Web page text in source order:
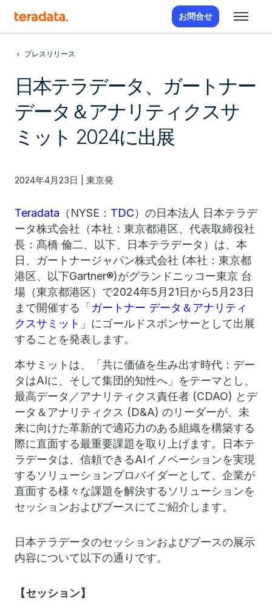
お問合せ
プレスリリース
日本テラデータ、ガートナー
データ＆アナリティクスサ
ミット 2024に出展
2024年4月23日 | 東京発
Teradata （NYSE： TDC）の日本法人 日本テラデ
ータ株式会社（本社：東京都港区、代表取締役社
長：髙橋 倫二、以下、日本テラデータ）は、本
日、ガートナージャパン株式会社 (本社：東京都
港区、以下Gartner®)がグランドニッコー東京 台
場（東京都港区）で2024年5月21日から5月23日
まで開催する「 ガートナー データ＆アナリティ
クスサミット 」にゴールドスポンサーとして出展
することを発表します。
本サミットは、「共に価値を生み出す時代：デー
タはAIに、そして集団的知性へ」をテーマとし、
最高データ／アナリティクス責任者 (CDAO) とデ
ータ＆アナリティクス (D&A) のリーダーが、未
来に向けた革新的で適応力のある組織を構築する
際に直面する最重要課題を取り上げます。日本テ
ラデータは、信頼できるAIイノベーションを実現
するソリューションプロバイダーとして、企業が
直面する様々な課題を解決するソリューションを
セッションおよびブースにてご紹介します。
日本テラデータのセッションおよびブースの展示
内容について以下の通りです。
【セッション】